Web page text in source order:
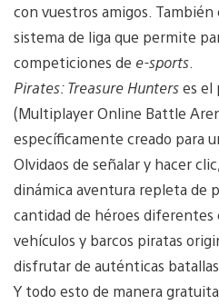
con vuestros amigos.
sistema de liga que permite
competiciones de e-sports
Pirates: Treasure Hunterses el
(Multiplayer Online Battle
específicamente creado para
Olvidaos de señalar y hacer
dinámica aventura repleta de
cantidad de héroes diferentes
vehículos y barcos piratas
disfrutar de auténticas batallas
Y todo esto de manera